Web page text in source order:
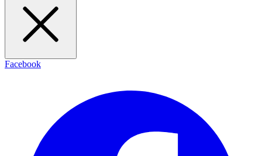
Facebook